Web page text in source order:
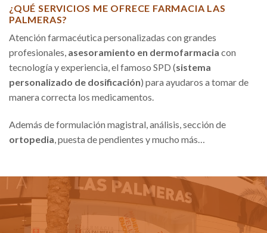
¿QUÉ SERVICIOS ME OFRECE FARMACIA LAS
PALMERAS?
Atención farmacéutica personalizadas con grandes
profesionales, asesoramiento en dermofarmacia con
tecnología y experiencia, el famoso SPD (sistema
personalizado de dosificación) para ayudaros a tomar de
manera correcta los medicamentos.
Además de formulación magistral, análisis, sección de
ortopedia , puesta de pendientes y mucho más…